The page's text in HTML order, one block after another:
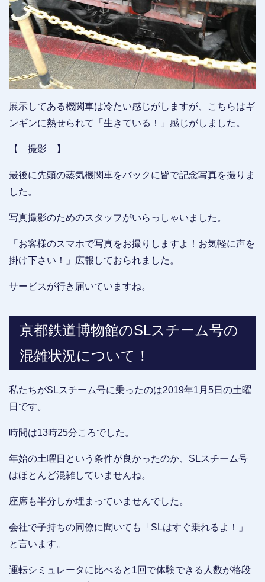
展示してある機関車は冷たい感じがしますが、こちらはギ
ンギンに熱せられて「生きている！」感じがしました。
【 撮影 】
最後に先頭の蒸気機関車をバックに皆で記念写真を撮りま
した。
写真撮影のためのスタッフがいらっしゃいました。
「お客様のスマホで写真をお撮りしますよ！お気軽に声を
掛け下さい！」広報しておられました。
サービスが行き届いていますね。
京都鉄道博物館のSLスチーム号の
混雑状況について！
私たちがSLスチーム号に乗ったのは2019年1月5日の土曜
日です。
時間は13時25分ころでした。
年始の土曜日という条件が良かったのか、SLスチーム号
はほとんど混雑していませんね。
座席も半分しか埋まっていませんでした。
会社で子持ちの同僚に聞いても「SLはすぐ乗れるよ！」
と言います。
運転シミュレータに比べると1回で体験できる人数が格段